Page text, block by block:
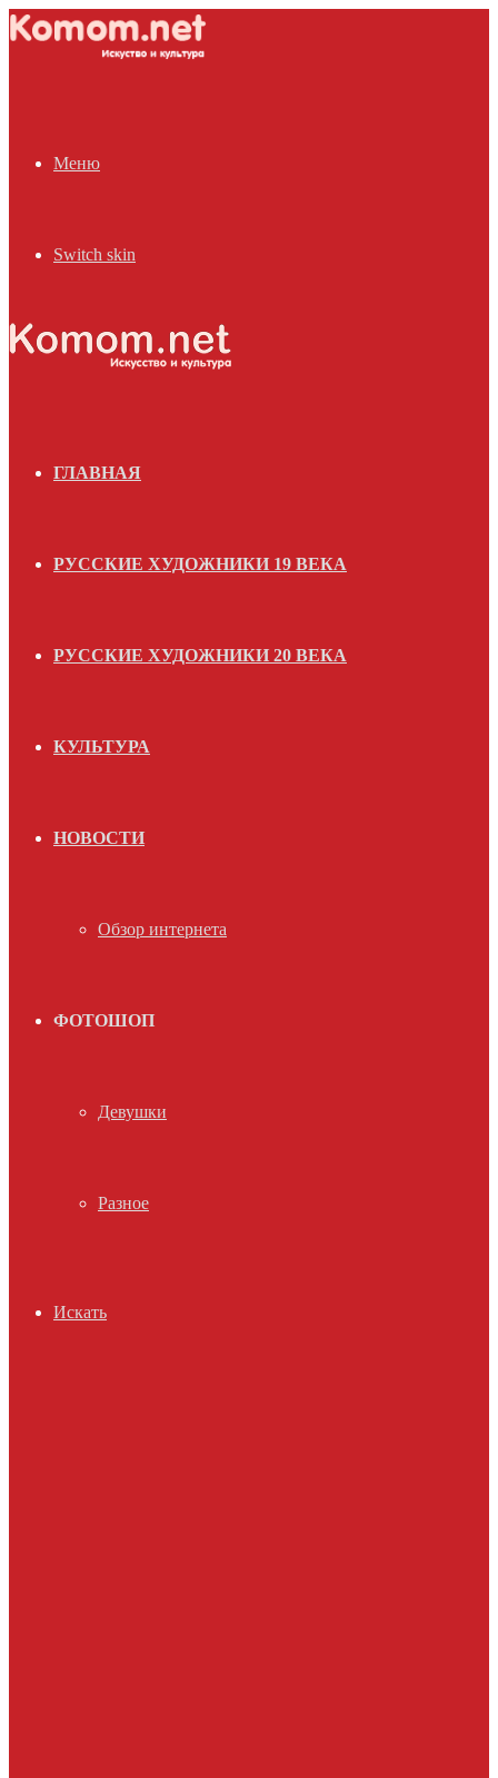
Меню
Switch skin
ГЛАВНАЯ
РУССКИЕ ХУДОЖНИКИ 19 ВЕКА
РУССКИЕ ХУДОЖНИКИ 20 ВЕКА
КУЛЬТУРА
НОВОСТИ
Обзор интернета
ФОТОШОП
Девушки
Разное
Искать